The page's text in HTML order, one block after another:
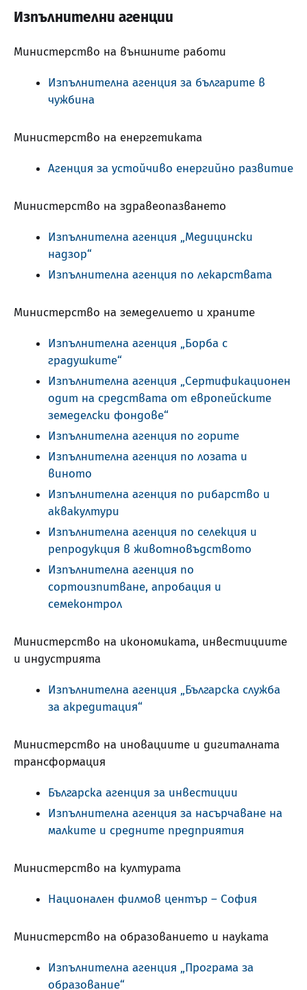
Изпълнителни агенции
Министерство на външните работи
Изпълнителна агенция за българите в
чужбина
Министерство на енергетиката
Агенция за устойчиво енергийно развитие
Министерство на здравеопазването
Изпълнителна агенция „Медицински
надзор“
Изпълнителна агенция по лекарствата
Министерство на земеделието и храните
Изпълнителна агенция „Борба с
градушките“
Изпълнителна агенция „Сертификационен
одит на средствата от европейските
земеделски фондове“
Изпълнителна агенция по горите
Изпълнителна агенция по лозата и
виното
Изпълнителна агенция по рибарство и
аквакултури
Изпълнителна агенция по селекция и
репродукция в животновъдството
Изпълнителна агенция по
сортоизпитване, апробация и
семеконтрол
Министерство на икономиката, инвестициите
и индустрията
Изпълнителна агенция „Българска служба
за акредитация“
Министерство на иновациите и дигиталната
трансформация
Българска агенция за инвестиции
Изпълнителна агенция за насърчаване на
малките и средните предприятия
Министерство на културата
Национален филмов център – София
Министерство на образованието и науката
Изпълнителна агенция „Програма за
образование“